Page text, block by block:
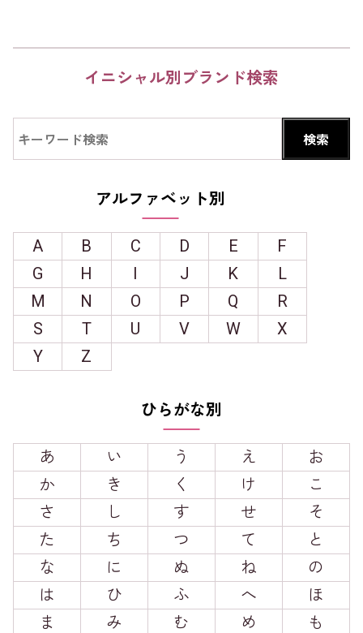
イニシャル別ブランド検索
アルファベット別
A B C D E
F
G
H I J K
L
M
N O P Q
R
S
T U V W
X
Y
Z
ひらがな別
あ い う え
お
か
き く け
こ
さ
し す せ
そ
た
ち つ て
と
な
に ぬ ね
の
は
ひ ふ へ
ほ
ま
み む め
も